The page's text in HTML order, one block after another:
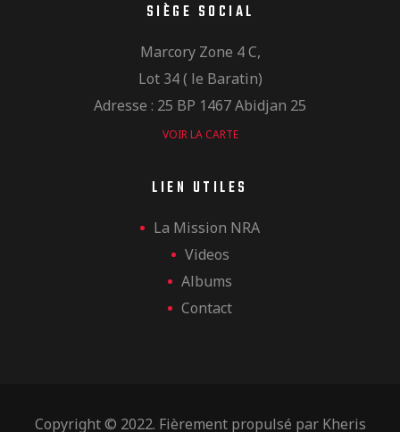
SIÈGE SOCIAL
Marcory Zone 4 C,
Lot 34 ( le Baratin)
Adresse : 25 BP 1467 Abidjan 25
VOIR LA CARTE
LIEN UTILES
La Mission NRA
Videos
Albums
Contact
Copyright © 2022. Fièrement propulsé par Kheris